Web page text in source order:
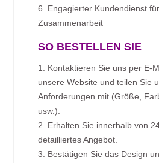
6. Engagierter Kundendienst
Zusammenarbeit
SO BESTELLEN SIE
1. Kontaktieren Sie uns per E-
unsere Website und teilen Sie
Anforderungen mit (Größe,
usw.).
2. Erhalten Sie innerhalb von
detailliertes Angebot.
3. Bestätigen Sie das Design